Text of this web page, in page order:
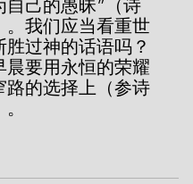
自己的愚昧”（诗
。我们应当看重世
胜过神的话语吗？
晨要用永恒的荣耀
路的选择上（参诗